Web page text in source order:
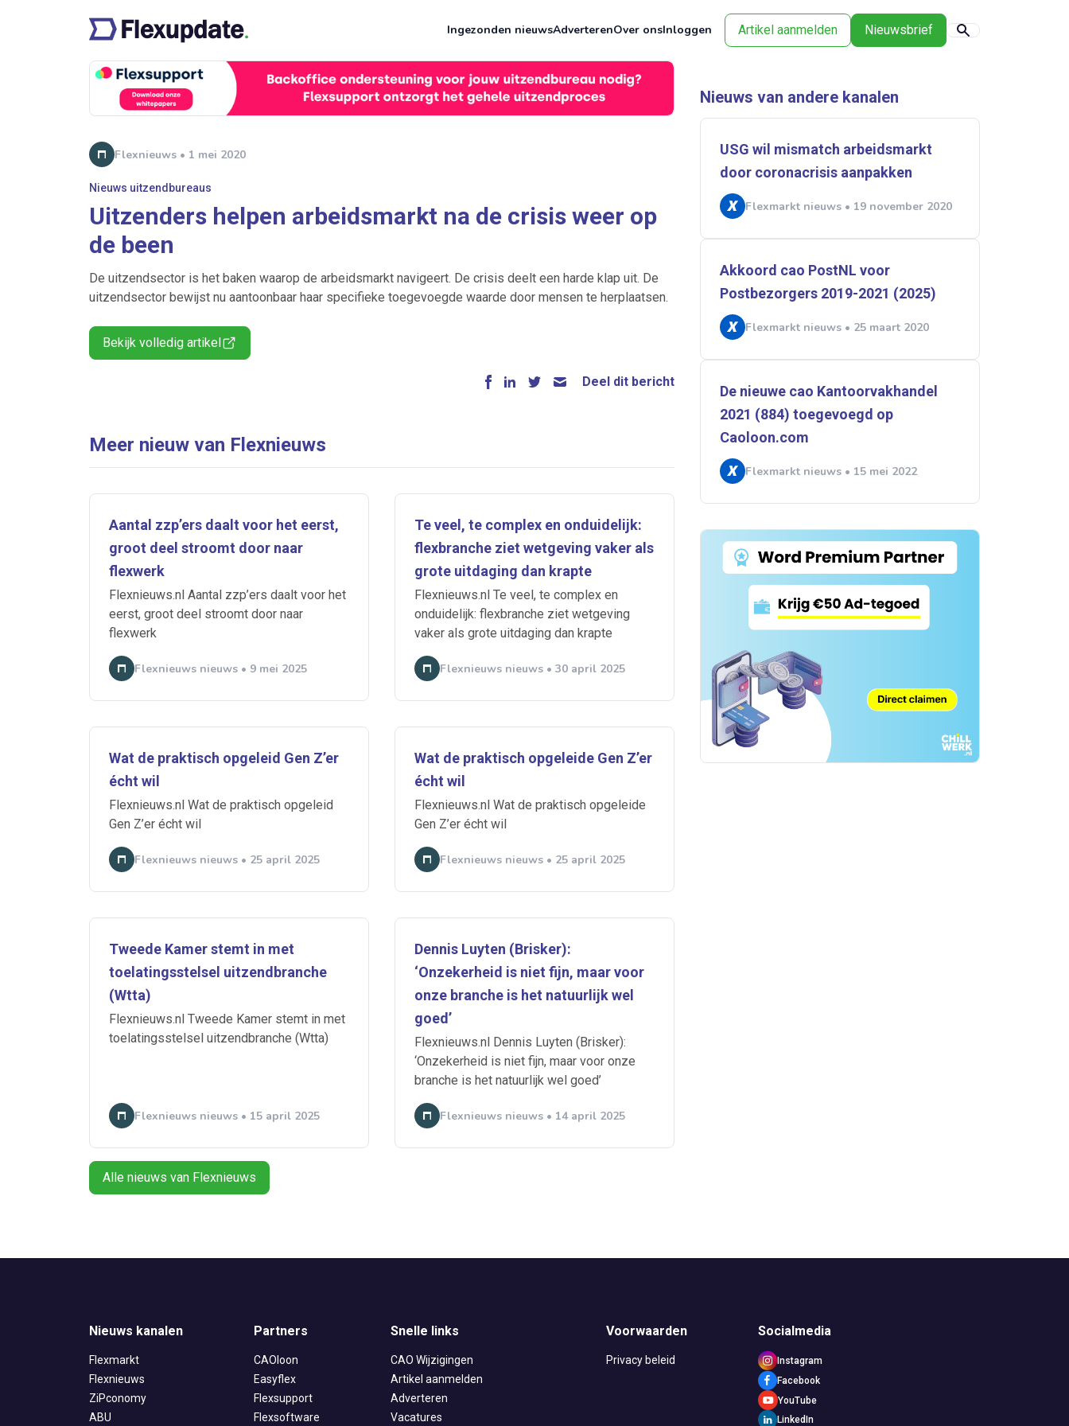
Ingezonden nieuwsAdverterenOver onsInloggen Artikel aanmelden Nieuwsbrief
Flexnieuws • 1 mei 2020
Nieuws uitzendbureaus
Uitzenders helpen arbeidsmarkt na de crisis weer op
de been
De uitzendsector is het baken waarop de arbeidsmarkt navigeert. De crisis deelt een harde klap uit. De
uitzendsector bewijst nu aantoonbaar haar specifieke toegevoegde waarde door mensen te herplaatsen.
Bekijk volledig artikel
Deel dit bericht
Meer nieuw van Flexnieuws
Aantal zzp’ers daalt voor het eerst,
groot deel stroomt door naar
flexwerk
Flexnieuws.nl Aantal zzp’ers daalt voor het
eerst, groot deel stroomt door naar
flexwerk
Flexnieuws nieuws • 9 mei 2025
Te veel, te complex en onduidelijk:
flexbranche ziet wetgeving vaker als
grote uitdaging dan krapte
Flexnieuws.nl Te veel, te complex en
onduidelijk: flexbranche ziet wetgeving
vaker als grote uitdaging dan krapte
Flexnieuws nieuws • 30 april 2025
Wat de praktisch opgeleid Gen Z’er
écht wil
Flexnieuws.nl Wat de praktisch opgeleid
Gen Z’er écht wil
Flexnieuws nieuws • 25 april 2025
Wat de praktisch opgeleide Gen Z’er
écht wil
Flexnieuws.nl Wat de praktisch opgeleide
Gen Z’er écht wil
Flexnieuws nieuws • 25 april 2025
Tweede Kamer stemt in met
toelatingsstelsel uitzendbranche
(Wtta)
Flexnieuws.nl Tweede Kamer stemt in met
toelatingsstelsel uitzendbranche (Wtta)
Flexnieuws nieuws • 15 april 2025
Dennis Luyten (Brisker):
‘Onzekerheid is niet fijn, maar voor
onze branche is het natuurlijk wel
goed’
Flexnieuws.nl Dennis Luyten (Brisker):
‘Onzekerheid is niet fijn, maar voor onze
branche is het natuurlijk wel goed’
Flexnieuws nieuws • 14 april 2025
Alle nieuws van Flexnieuws
Nieuws van andere kanalen
USG wil mismatch arbeidsmarkt
door coronacrisis aanpakken
Flexmarkt nieuws • 19 november 2020
Akkoord cao PostNL voor
Postbezorgers 2019-2021 (2025)
Flexmarkt nieuws • 25 maart 2020
De nieuwe cao Kantoorvakhandel
2021 (884) toegevoegd op
Caoloon.com
Flexmarkt nieuws • 15 mei 2022
Ontvang vacatures direct in je mailbox
Alerts ontvangen
Nieuws kanalen
Flexmarkt
Flexnieuws
ZiPconomy
ABU
Partners
CAOloon
Easyflex
Flexsupport
Flexsoftware
Snelle links
CAO Wijzigingen
Artikel aanmelden
Adverteren
Vacatures
Voorwaarden
Privacy beleid
Socialmedia
Instagram
Facebook
YouTube
LinkedIn
Normering Arbeid
ZiPconomy